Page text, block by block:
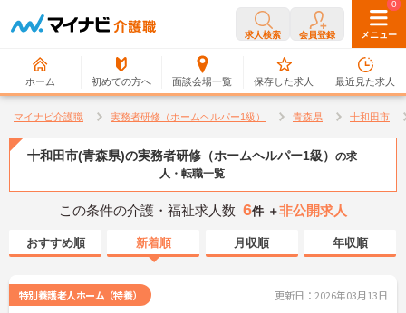
求人検索 会員登録 メニュー
ホーム 初めての方へ 面談会場一覧
0
保存した求人
0
最近見た求人
マイナビ介護職 実務者研修（ホームヘルパー1級） 青森県 十和田市
十和田市(青森県)の実務者研修（ホームヘルパー1級） の求
人・転職一覧
この条件の介護・福祉求人数 6件 ＋非公開求人
おすすめ順 新着順 月収順 年収順
特別養護老人ホーム（特養） 更新日：2026年03月13日